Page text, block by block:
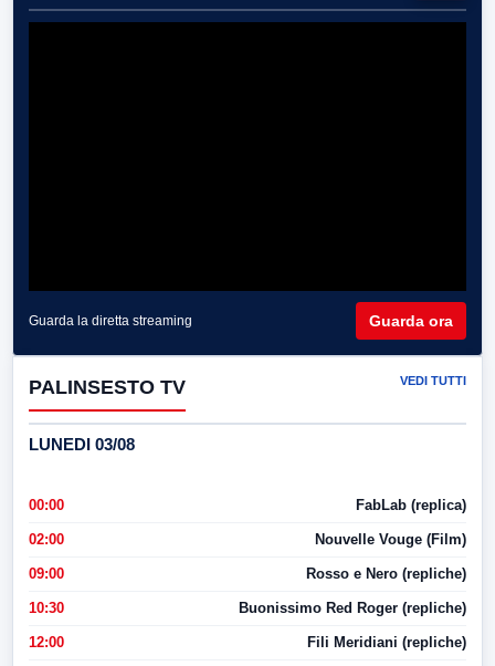
Guarda la diretta streaming Guarda ora
PALINSESTO TV VEDI TUTTI
LUNEDI 03/08
00:00 FabLab (replica)
02:00 Nouvelle Vouge (Film)
09:00 Rosso e Nero (repliche)
10:30 Buonissimo Red Roger (repliche)
12:00 Fili Meridiani (repliche)